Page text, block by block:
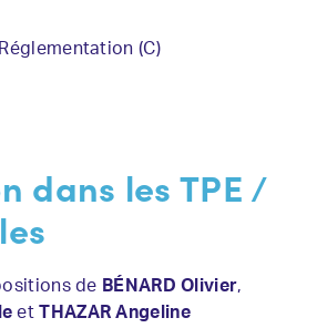
(C)
dans les TPE /
de BÉNARD Olivier,
etTHAZAR Angeline